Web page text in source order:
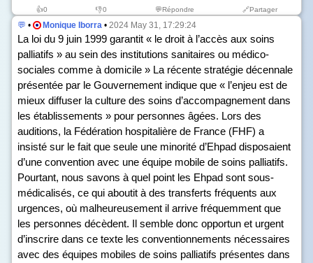
👍0 👎0 💬Répondre 🔗Partager
💬 • Monique Iborra • 2024 May 31, 17:29:24
La loi du 9 juin 1999 garantit « le droit à l’accès aux soins
palliatifs » au sein des institutions sanitaires ou médico-
sociales comme à domicile » La récente stratégie décennale
présentée par le Gouvernement indique que « l’enjeu est de
mieux diffuser la culture des soins d’accompagnement dans
les établissements » pour personnes âgées. Lors des
auditions, la Fédération hospitalière de France (FHF) a
insisté sur le fait que seule une minorité d’Ehpad disposaient
d’une convention avec une équipe mobile de soins palliatifs.
Pourtant, nous savons à quel point les Ehpad sont sous-
médicalisés, ce qui aboutit à des transferts fréquents aux
urgences, où malheureusement il arrive fréquemment que
les personnes décèdent. Il semble donc opportun et urgent
d’inscrire dans ce texte les conventionnements nécessaires
avec des équipes mobiles de soins palliatifs présentes dans